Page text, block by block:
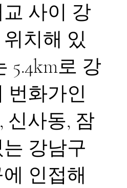
사이 강
치해 있
5.4km로 강
번화가인
신사동, 잠
강남구
인접해